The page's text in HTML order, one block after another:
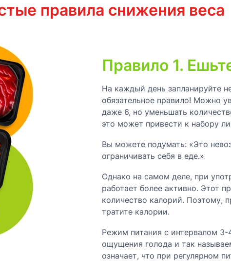
правила снижения веса
Правило 1.
На каждый день запланируйте
обязательное правило! Можно
даже 6, но уменьшать
это может привести к набору
Вы можете подумать: «Это
ограничивать себя в еде.»
Однако на самом деле, при
работает более активно. Этот
количество калорий. Поэтому,
тратите калории.
Режим питания с интервалом 3-
ощущения голода и так
означает, что при регулярном